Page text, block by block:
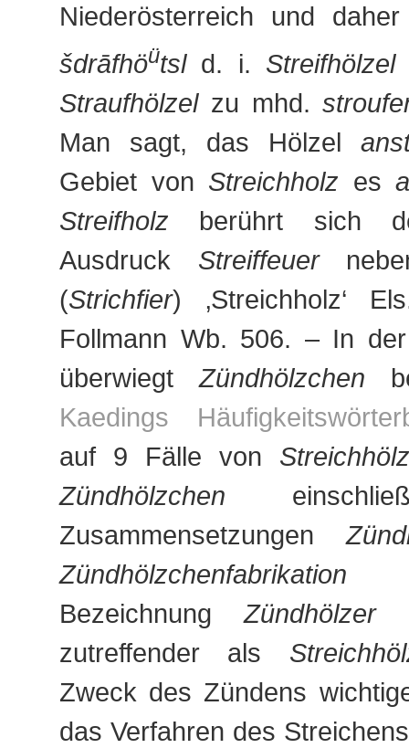
Niederösterreich und
šdrāfhöütsld. i. Streifhölzel
Straufhölzelzu mhd.
Man sagt, das Hölzel
Gebiet von Streichholz es
Streifholz berührt sich
Ausdruck Streiffeuer
(Strichfier) ‚Streichholz‘
Follmann Wb. 506. – In
überwiegtZündhölzchen
Kaedings
auf 9 Fälle von
Zündhölzchen
Zusammensetzungen
Zündhölzchenfabrikation
BezeichnungZündhölzer
zutreffender als
Zweck des Zündens
das Verfahren des